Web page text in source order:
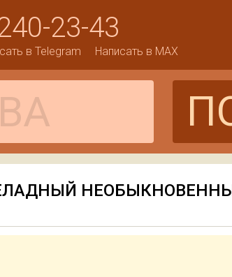
23-43
в Telegram Написать в MAX